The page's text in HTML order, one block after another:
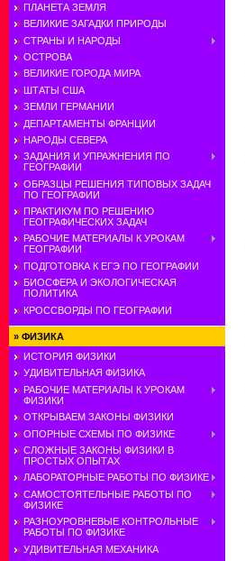
ПЛАНЕТА ЗЕМЛЯ
ВЕЛИКИЕ ЗАГАДКИ ПРИРОДЫ
СТРАНЫ И НАРОДЫ
ОСТРОВА
ВЕЛИКИЕ ГОРОДА МИРА
ШТАТЫ США
ЗЕМЛИ ГЕРМАНИИ
ДЕПАРТАМЕНТЫ ФРАНЦИИ
НАРОДЫ СЕВЕРА
ЗАДАНИЯ И УПРАЖНЕНИЯ ПО
ГЕОГРАФИИ
ОБРАЗЦЫ РЕШЕНИЯ ТИПОВЫХ ЗАДАЧ
ПО ГЕОГРАФИИ
ПРАКТИКУМ ПО РЕШЕНИЮ
ГЕОГРАФИЧЕСКИХ ЗАДАЧ
РАБОЧИЕ МАТЕРИАЛЫ К УРОКАМ
ГЕОГРАФИИ
ПОДГОТОВКА К ЕГЭ ПО ГЕОГРАФИИ
БИОСФЕРА И ЭКОЛОГИЧЕСКАЯ
ПОЛИТИКА
КРОССВОРДЫ ПО ГЕОГРАФИИ
» ФИЗИКА
ИСТОРИЯ ФИЗИКИ
УДИВИТЕЛЬНАЯ ФИЗИКА
РАБОЧИЕ МАТЕРИАЛЫ К УРОКАМ
ФИЗИКИ
ОТКРЫВАЕМ ЗАКОНЫ ФИЗИКИ
ОПОРНЫЕ СХЕМЫ ПО ФИЗИКЕ
СЛОЖНЫЕ ЗАКОНЫ ФИЗИКИ В
ПРОСТЫХ ОПЫТАХ
ЛАБОРАТОРНЫЕ РАБОТЫ ПО ФИЗИКЕ
САМОСТОЯТЕЛЬНЫЕ РАБОТЫ ПО
ФИЗИКЕ
РАЗНОУРОВНЕВЫЕ КОНТРОЛЬНЫЕ
РАБОТЫ ПО ФИЗИКЕ
УДИВИТЕЛЬНАЯ МЕХАНИКА